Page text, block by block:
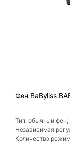
Фен BaByliss
Тип: обычный
Независимая
Количество